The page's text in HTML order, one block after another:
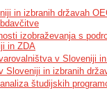
in izbranih državah
izobraževanja s
in ZDA
v Sloveniji
Sloveniji in izbranih
študijskih